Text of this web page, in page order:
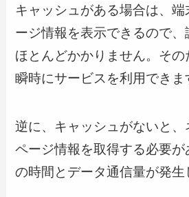
キャッシュがある場合は、
ージ情報を表示できるので
ほとんどかかりません。そ
瞬時にサービスを利用できま
逆に、キャッシュがないと、
ページ情報を取得する必要
の時間とデータ通信量が発生